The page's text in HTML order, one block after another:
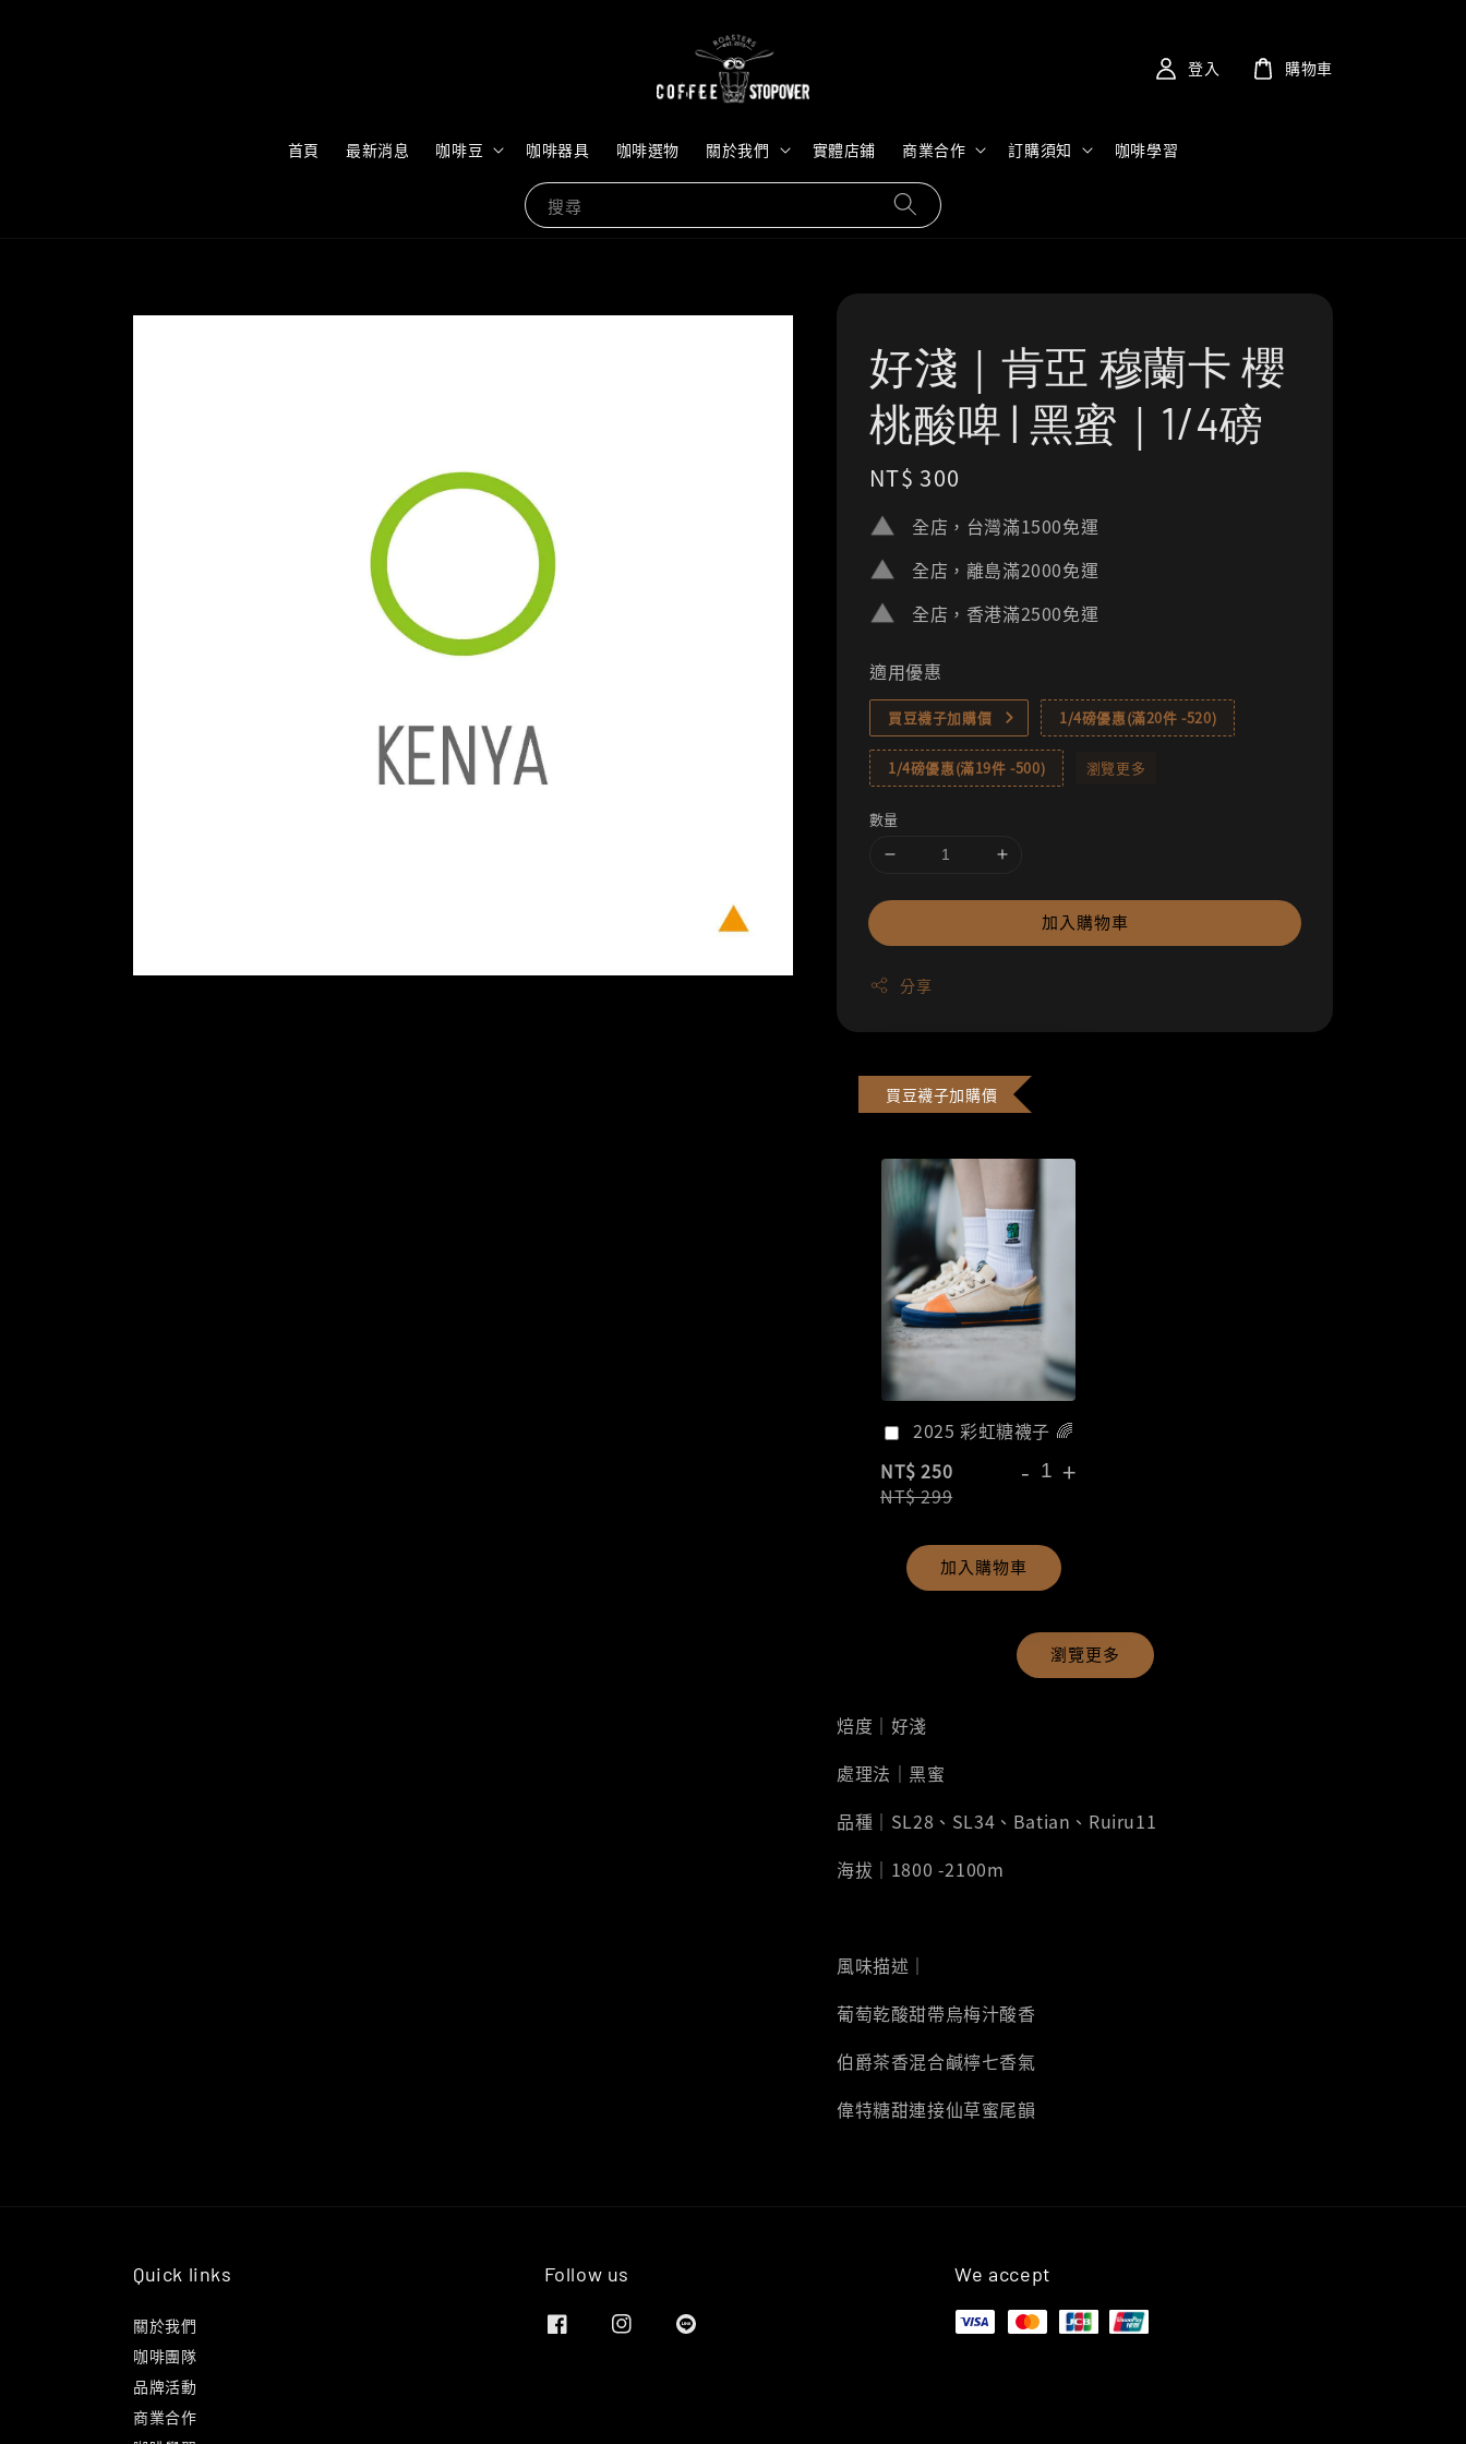
搜尋
首頁 最新消息 咖啡豆 咖啡器具 咖啡選物 關於我們 實體店鋪 商業合作 訂購須知 咖啡學習
登入 購物車
好淺｜肯亞 穆蘭卡 櫻
桃酸啤 | 黑蜜｜1/4磅
Regular
price
NT$ 300
全店，台灣滿1500免運
全店，離島滿2000免運
全店，香港滿2500免運
適用優惠
買豆襪子加購價 1/4磅優惠(滿20件 -520)
1/4磅優惠(滿19件 -500) 瀏覽更多
數量
加入購物車
分享
買豆襪子加購價
2025 彩虹糖襪子 🌈
NT$ 250
NT$ 299
- +
加入購物車
瀏覽更多
焙度｜好淺
處理法｜黑蜜
品種｜SL28、SL34、Batian、Ruiru11
海拔｜1800 -2100m
風味描述｜
葡萄乾酸甜帶烏梅汁酸香
伯爵茶香混合鹹檸七香氣
偉特糖甜連接仙草蜜尾韻
Quick links
關於我們
咖啡團隊
品牌活動
商業合作
Follow us We accept